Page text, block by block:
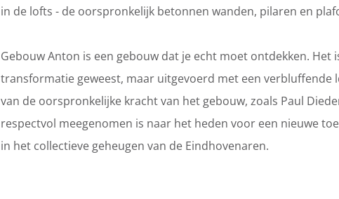
in de lofts - de oorspronkelijk betonnen wanden, pilaren en
Gebouw Anton is een gebouw dat je echt moet ontdekken. Het
transformatie geweest, maar uitgevoerd met een verbluffende
van de oorspronkelijke kracht van het gebouw, zoals Paul
respectvol meegenomen is naar het heden voor een nieuwe
in het collectieve geheugen van de Eindhovenaren.